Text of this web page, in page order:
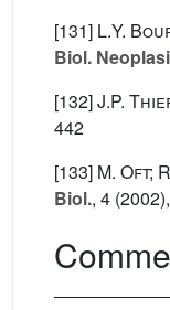
[131] L.Y.
Biol.
[132]J.P.
442
[133] M. Oft;
Biol., 4